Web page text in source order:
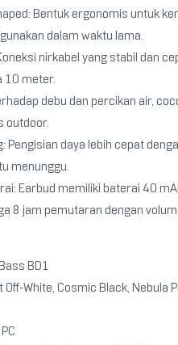
Bentuk ergonomis untuk
dalam waktu lama.
nirkabel yang stabil dan
10 meter.
debu dan percikan air,
outdoor.
Pengisian daya lebih cepat
menunggu.
Earbud memiliki baterai 40
8 jam pemutaran dengan
BD1
White, Cosmic Black, Nebula